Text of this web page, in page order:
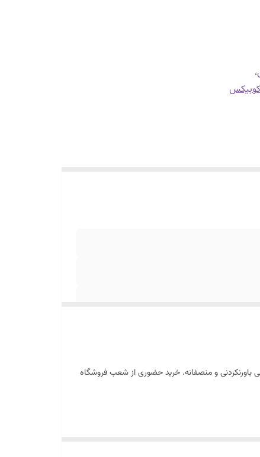
،
کوبیکس
باورنکردنی و منصفانه. خرید حضوری از شعب فروشگاه